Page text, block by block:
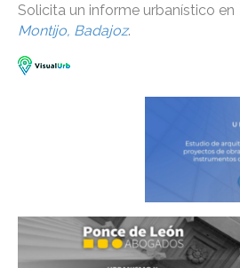
Solicita un informe urbanístico en
Montijo, Badajoz.